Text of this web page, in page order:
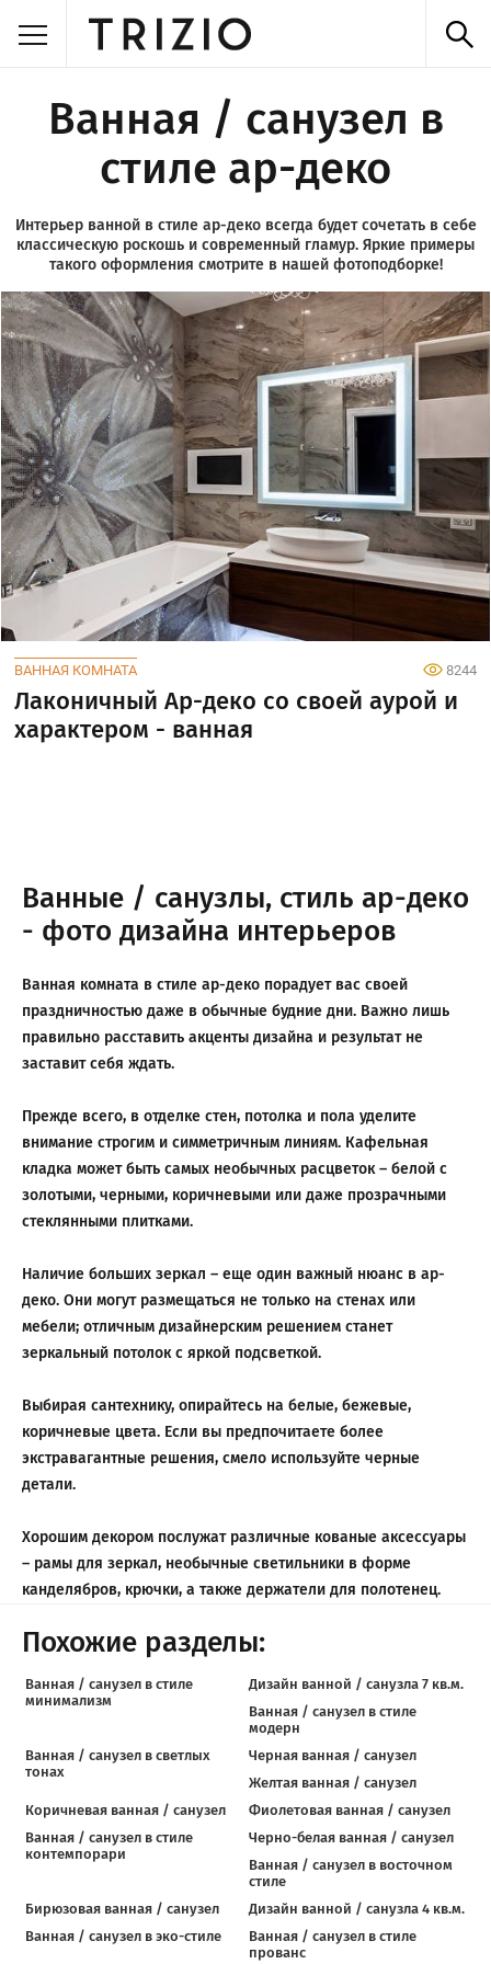
Ванная / санузел в
стиле ар-деко
Интерьер ванной в стиле ар-деко всегда будет сочетать в себе
классическую роскошь и современный гламур. Яркие примеры
такого оформления смотрите в нашей фотоподборке!
ВАННАЯ КОМНАТА 8244
Лаконичный Ар-деко со своей аурой и
характером - ванная
Ванные / санузлы, стиль ар-деко
- фото дизайна интерьеров
Ванная комната в стиле ар-деко порадует вас своей
праздничностью даже в обычные будние дни. Важно лишь
правильно расставить акценты дизайна и результат не
заставит себя ждать.
Прежде всего, в отделке стен, потолка и пола уделите
внимание строгим и симметричным линиям. Кафельная
кладка может быть самых необычных расцветок – белой с
золотыми, черными, коричневыми или даже прозрачными
стеклянными плитками.
Наличие больших зеркал – еще один важный нюанс в ар-
деко. Они могут размещаться не только на стенах или
мебели; отличным дизайнерским решением станет
зеркальный потолок с яркой подсветкой.
Выбирая сантехнику, опирайтесь на белые, бежевые,
коричневые цвета. Если вы предпочитаете более
экстравагантные решения, смело используйте черные
детали.
Хорошим декором послужат различные кованые аксессуары
– рамы для зеркал, необычные светильники в форме
канделябров, крючки, а также держатели для полотенец.
Похожие разделы:
Ванная / санузел в стиле
минимализм
Дизайн ванной / санузла 7 кв.м.
Ванная / санузел в стиле
модерн
Ванная / санузел в светлых
тонах
Черная ванная / санузел
Желтая ванная / санузел
Коричневая ванная / санузел
Фиолетовая ванная / санузел
Ванная / санузел в стиле
контемпорари
Черно-белая ванная / санузел
Ванная / санузел в восточном
стиле
Бирюзовая ванная / санузел
Дизайн ванной / санузла 4 кв.м.
Ванная / санузел в эко-стиле
Ванная / санузел в стиле
прованс